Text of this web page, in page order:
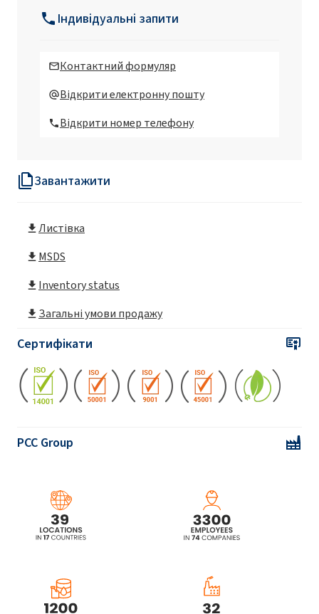
Завантажити
Листівка
MSDS
Inventory status
Загальні умови продажу
Сертифікати
PCC Group
Індивідуальні запити
Контактний формуляр
Відкрити електронну пошту
Відкрити номер телефону